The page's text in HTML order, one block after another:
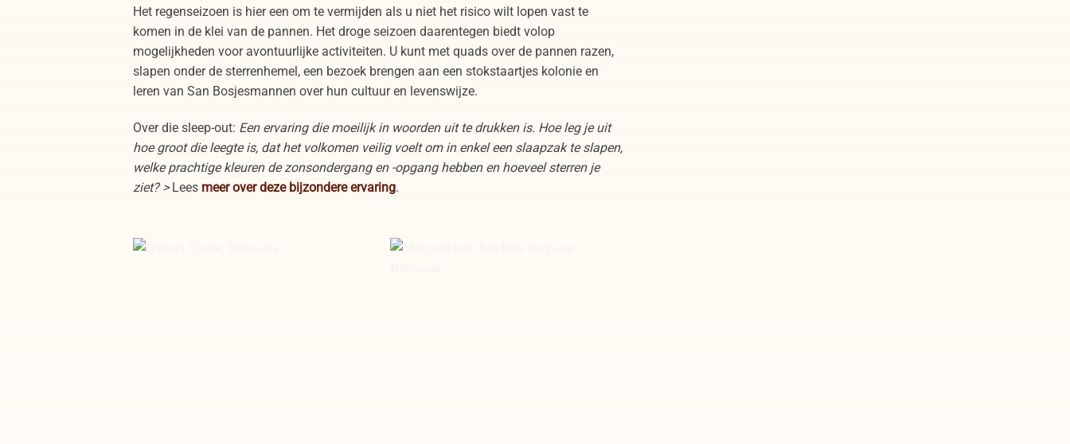
Het regenseizoen is hier een om te vermijden als u niet het risico wilt lopen vast te
komen in de klei van de pannen. Het droge seizoen daarentegen biedt volop
mogelijkheden voor avontuurlijke activiteiten. U kunt met quads over de pannen razen,
slapen onder de sterrenhemel, een bezoek brengen aan een stokstaartjes kolonie en
leren van San Bosjesmannen over hun cultuur en levenswijze.
Over die sleep-out: Een ervaring die moeilijk in woorden uit te drukken is. Hoe leg je uit
hoe groot die leegte is, dat het volkomen veilig voelt om in enkel een slaapzak te slapen,
welke prachtige kleuren de zonsondergang en -opgang hebben en hoeveel sterren je
ziet? >Leesmeer over deze bijzondere ervaring.